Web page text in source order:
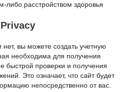
либо расстройством здоровья
вы можете создать учетную
необходима для получения
быстрой проверки и получения
Это означает, что сайт будет
непосредственно от вас.